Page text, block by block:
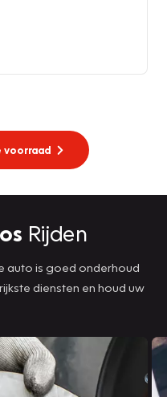
voorraad
Rijden
auto is goed onderhoud
diensten en houd uw